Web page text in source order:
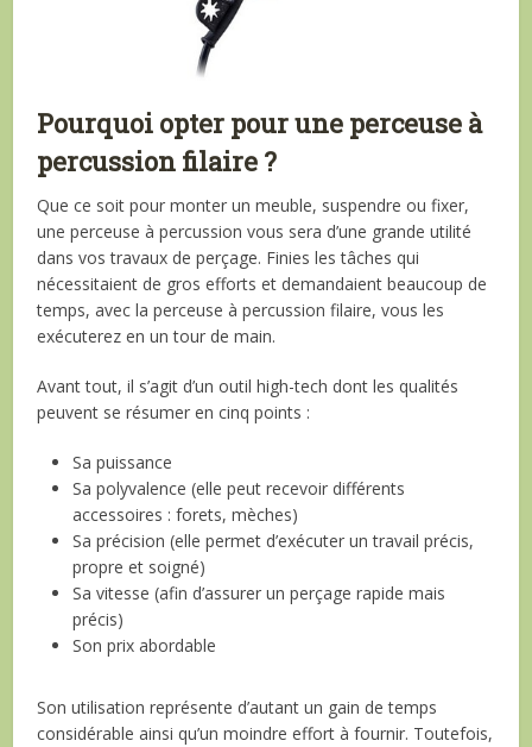
Pourquoi opter pour une perceuse à
percussion filaire ?
Que ce soit pour monter un meuble, suspendre ou fixer,
une perceuse à percussion vous sera d’une grande utilité
dans vos travaux de perçage. Finies les tâches qui
nécessitaient de gros efforts et demandaient beaucoup de
temps, avec la perceuse à percussion filaire, vous les
exécuterez en un tour de main.
Avant tout, il s’agit d’un outil high-tech dont les qualités
peuvent se résumer en cinq points :
Sa puissance
Sa polyvalence (elle peut recevoir différents
accessoires : forets, mèches)
Sa précision (elle permet d’exécuter un travail précis,
propre et soigné)
Sa vitesse (afin d’assurer un perçage rapide mais
précis)
Son prix abordable
Son utilisation représente d’autant un gain de temps
considérable ainsi qu’un moindre effort à fournir. Toutefois,